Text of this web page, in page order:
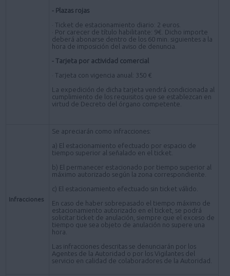
- Plazas rojas
· Ticket de estacionamiento diario: 2 euros.
· Por carecer de título habilitante: 9€. Dicho importe
deberá abonarse dentro de los 60 min. siguientes a la
hora de imposición del aviso de denuncia.
- Tarjeta por actividad comercial
· Tarjeta con vigencia anual: 350 €
La expedición de dicha tarjeta vendrá condicionada al
cumplimiento de los requisitos que se establezcan en
virtud de Decreto del órgano competente.
Infracciones
Se apreciarán como infracciones:
a) El estacionamiento efectuado por espacio de
tiempo superior al señalado en el ticket.
b) El permanecer estacionado por tiempo superior al
máximo autorizado según la zona correspondiente.
c) El estacionamiento efectuado sin ticket válido.
En caso de haber sobrepasado el tiempo máximo de
estacionamiento autorizado en el ticket, se podrá
solicitar ticket de anulación, siempre que el exceso de
tiempo que sea objeto de anulación no supere una
hora.
Las infracciones descritas se denunciarán por los
Agentes de la Autoridad o por los Vigilantes del
servicio en calidad de colaboradores de la Autoridad.